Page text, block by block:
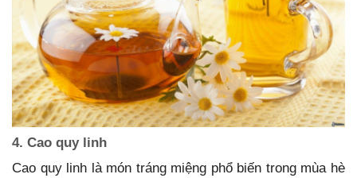
4. Cao quy linh
Cao quy linh là món tráng miệng phổ biến trong mùa hè